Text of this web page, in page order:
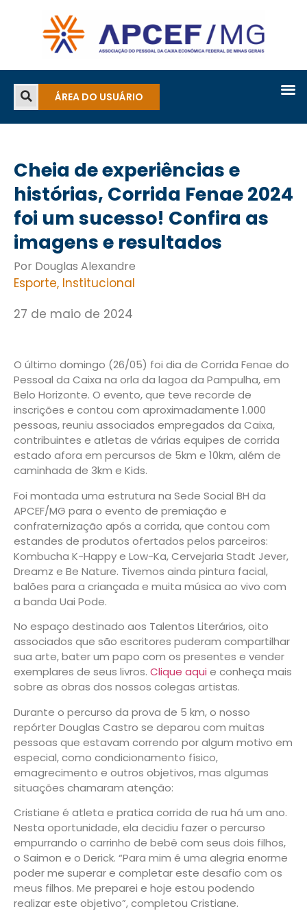
ÁREA DO USUÁRIO
Cheia de experiências e
histórias, Corrida Fenae 2024
foi um sucesso! Confira as
imagens e resultados
Por Douglas Alexandre
Esporte, Institucional
27 de maio de 2024
O último domingo (26/05) foi dia de Corrida Fenae do
Pessoal da Caixa na orla da lagoa da Pampulha, em
Belo Horizonte. O evento, que teve recorde de
inscrições e contou com aproximadamente 1.000
pessoas, reuniu associados empregados da Caixa,
contribuintes e atletas de várias equipes de corrida
estado afora em percursos de 5km e 10km, além de
caminhada de 3km e Kids.
Foi montada uma estrutura na Sede Social BH da
APCEF/MG para o evento de premiação e
confraternização após a corrida, que contou com
estandes de produtos ofertados pelos parceiros:
Kombucha K-Happy e Low-Ka, Cervejaria Stadt Jever,
Dreamz e Be Nature. Tivemos ainda pintura facial,
balões para a criançada e muita música ao vivo com
a banda Uai Pode.
No espaço destinado aos Talentos Literários, oito
associados que são escritores puderam compartilhar
sua arte, bater um papo com os presentes e vender
exemplares de seus livros. Clique aqui e conheça mais
sobre as obras dos nossos colegas artistas.
Durante o percurso da prova de 5 km, o nosso
repórter Douglas Castro se deparou com muitas
pessoas que estavam correndo por algum motivo em
especial, como condicionamento físico,
emagrecimento e outros objetivos, mas algumas
situações chamaram atenção:
Cristiane é atleta e pratica corrida de rua há um ano.
Nesta oportunidade, ela decidiu fazer o percurso
empurrando o carrinho de bebê com seus dois filhos,
o Saimon e o Derick. “Para mim é uma alegria enorme
poder me superar e completar este desafio com os
meus filhos. Me preparei e hoje estou podendo
realizar este objetivo”, completou Cristiane.